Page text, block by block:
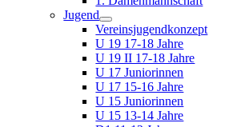
Jugend
Vereinsjugendkonzept
U 19 17-18 Jahre
U 19 II 17-18 Jahre
U 17 Juniorinnen
U 17 15-16 Jahre
U 15 Juniorinnen
U 15 13-14 Jahre